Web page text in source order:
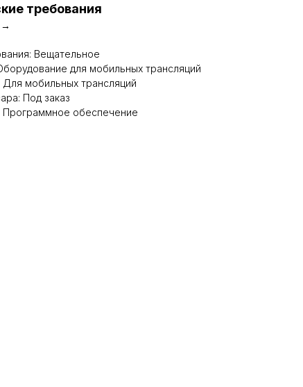
требования
→
Вещательное
для мобильных трансляций
Для мобильных трансляций
Под заказ
Программное обеспечение